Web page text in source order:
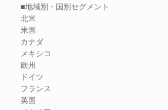
■地域別・国別セグメント
北米
米国
カナダ
メキシコ
欧州
ドイツ
フランス
英国